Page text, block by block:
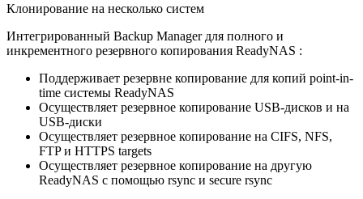
Клонирование на несколько систем
Интегрированный Backup Manager для полного и
инкрементного резервного копирования ReadyNAS :
Поддерживает резервне копирование для копий point-in-
time системы ReadyNAS
Осуществляет резервное копирование USB-дисков и на
USB-диски
Осуществляет резервное копирование на CIFS, NFS,
FTP и HTTPS targets
Осуществляет резервное копирование на другую
ReadyNAS с помощью rsync и secure rsync